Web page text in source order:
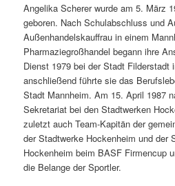
Angelika Scherer wurde am 5. März
geboren. Nach Schulabschluss und
Außenhandelskauffrau in einem
Pharmaziegroßhandel begann ihre
Dienst 1979 bei der Stadt Filderstadt
anschließend führte sie das
Stadt Mannheim. Am 15. April 1987
Sekretariat bei den Stadtwerken
zuletzt auch Team-Kapitän der
der Stadtwerke Hockenheim und der
Hockenheim beim BASF Firmencup
die Belange der Sportler.